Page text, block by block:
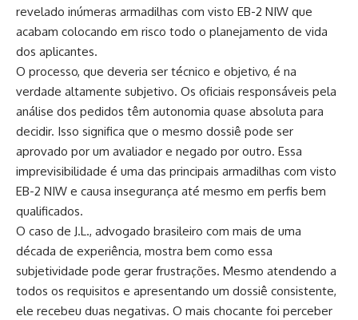
revelado inúmeras armadilhas com visto EB-2 NIW que
acabam colocando em risco todo o planejamento de vida
dos aplicantes.
O processo, que deveria ser técnico e objetivo, é na
verdade altamente subjetivo. Os oficiais responsáveis pela
análise dos pedidos têm autonomia quase absoluta para
decidir. Isso significa que o mesmo dossiê pode ser
aprovado por um avaliador e negado por outro. Essa
imprevisibilidade é uma das principais armadilhas com visto
EB-2 NIW e causa insegurança até mesmo em perfis bem
qualificados.
O caso de J.L., advogado brasileiro com mais de uma
década de experiência, mostra bem como essa
subjetividade pode gerar frustrações. Mesmo atendendo a
todos os requisitos e apresentando um dossiê consistente,
ele recebeu duas negativas. O mais chocante foi perceber